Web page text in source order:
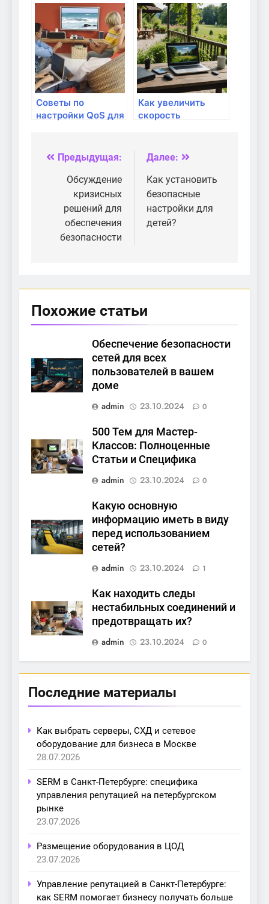
информацию
передачи данных
Советы по
настройки QoS для
Как увеличить
скорость
затрат
Навигация
записям
Предыдущая:
Обсуждение
кризисных
решений для
обеспечения
безопасности
Далее:
Как установить
безопасные
настройки для
детей?
Похожие статьи
Обеспечение безопасности
сетей для всех
пользователей в вашем
доме
admin
23.10.2024 0
500 Тем для Мастер-
Классов: Полноценные
Статьи и Специфика
admin
23.10.2024 0
Какую основную
информацию иметь в виду
перед использованием
сетей?
admin
23.10.2024 1
Как находить следы
нестабильных соединений и
предотвращать их?
admin
23.10.2024 0
Последние материалы
Как выбрать серверы, СХД и сетевое
оборудование для бизнеса в Москве
28.07.2026
SERM в Санкт-Петербурге: специфика
управления репутацией на петербургском
рынке
23.07.2026
Размещение оборудования в ЦОД
23.07.2026
Управление репутацией в Санкт-Петербурге:
как SERM помогает бизнесу получать больше